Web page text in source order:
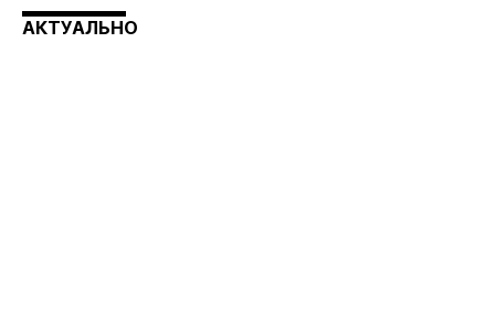
АКТУАЛЬНО